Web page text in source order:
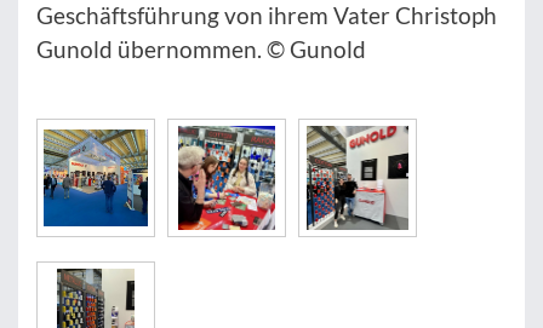
Geschäftsführung von ihrem Vater Christoph
Gunold übernommen. © Gunold